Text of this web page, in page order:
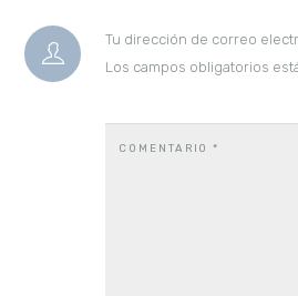
Tu dirección de correo
Los campos obligatorios
COMENTARIO*